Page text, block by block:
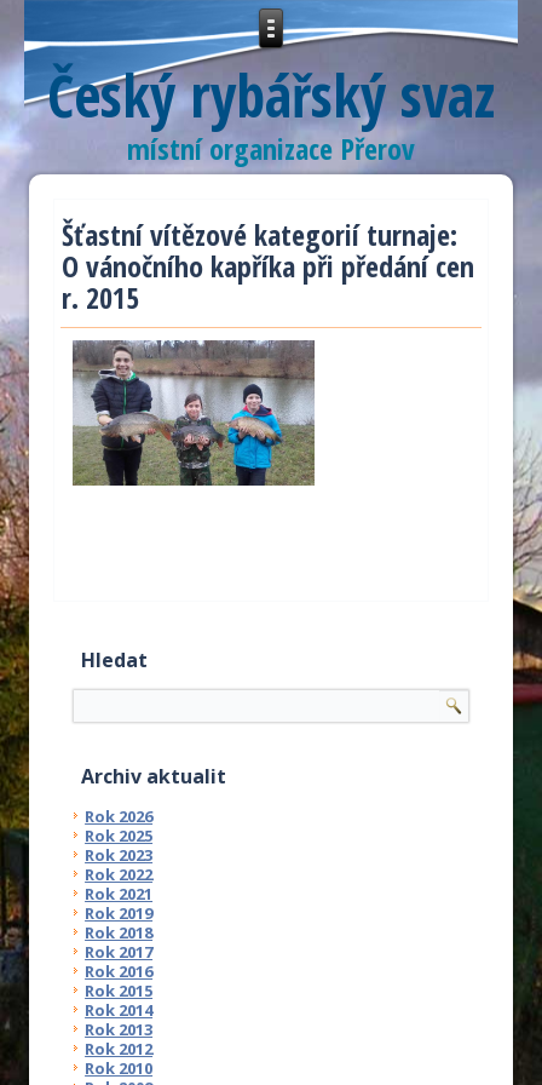
Český rybářský svaz
místní organizace Přerov
Šťastní vítězové kategorií turnaje:
O vánočního kapříka při předání cen
r. 2015
Hledat
Archiv aktualit
Rok 2026
Rok 2025
Rok 2023
Rok 2022
Rok 2021
Rok 2019
Rok 2018
Rok 2017
Rok 2016
Rok 2015
Rok 2014
Rok 2013
Rok 2012
Rok 2010